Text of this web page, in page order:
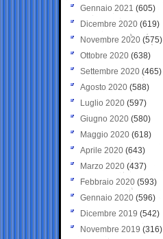
Gennaio 2021 (605)
Dicembre 2020 (619)
Novembre 2020 (575)
Ottobre 2020 (638)
Settembre 2020(465)
Agosto 2020 (588)
Luglio 2020 (597)
Giugno 2020 (580)
Maggio 2020 (618)
Aprile 2020 (643)
Marzo 2020 (437)
Febbraio 2020 (593)
Gennaio 2020 (596)
Dicembre 2019 (542)
Novembre 2019 (316)